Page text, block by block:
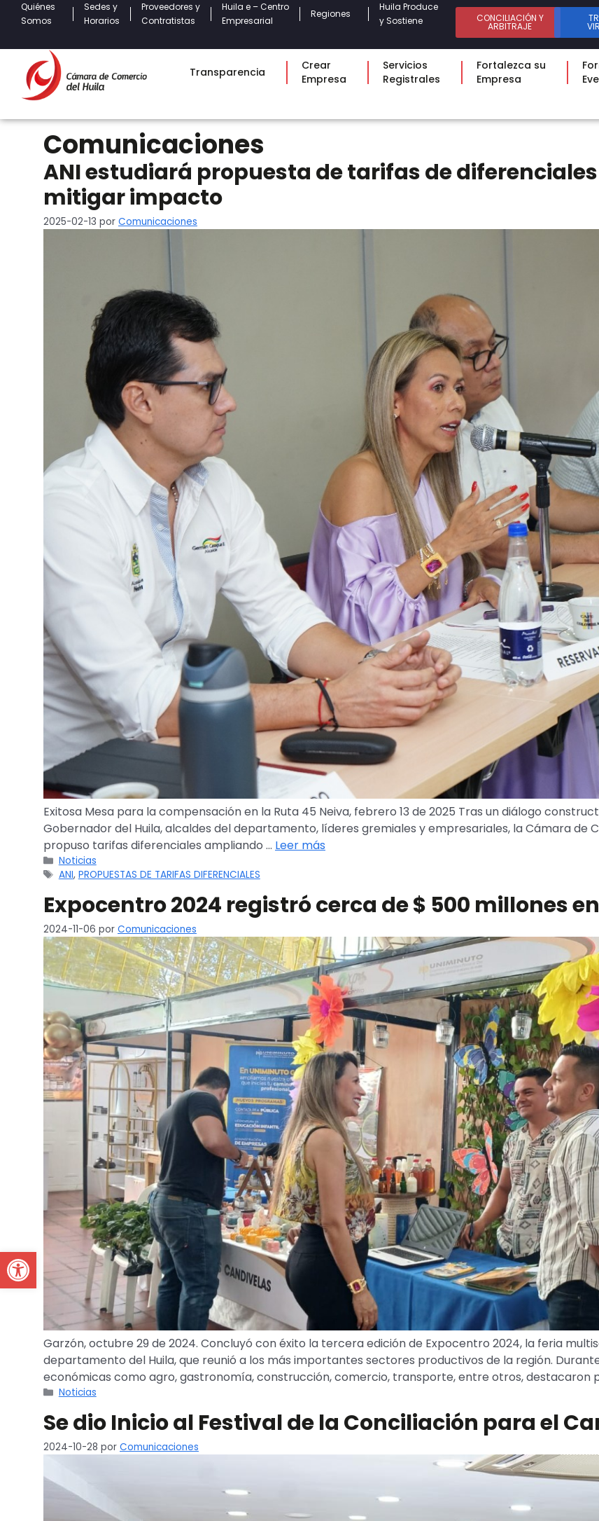
Open toolbar
Quiénes
Somos
Sedes y
Horarios
Proveedores y
Contratistas
Huila e – Centro
Empresarial
Regiones
Huila Produce
y Sostiene
CONCILIACIÓN Y
ARBITRAJE
Transparencia
Crear
Empresa
Servicios
Registrales
Fortalezca su
Empresa
Comunicaciones
ANI estudiará propuesta de tarifas de
mitigar impacto
2025-02-13 por Comunicaciones
Exitosa Mesa para la compensación en la Ruta 45 Neiva, febrero 13 de 2025 Tras un diálogo
Gobernador del Huila, alcaldes del departamento, líderes gremiales y empresariales, la Cámara de
propuso tarifas diferenciales ampliando … Leer más
Noticias
ANI, PROPUESTAS DE TARIFAS DIFERENCIALES
Expocentro 2024 registró cerca de $ 500 millones
2024-11-06 por Comunicaciones
Garzón, octubre 29 de 2024. Concluyó con éxito la tercera edición de Expocentro 2024, la feria
departamento del Huila, que reunió a los más importantes sectores productivos de la región.
económicas como agro, gastronomía, construcción, comercio, transporte, entre otros, destacaron
Noticias
Se dio Inicio al Festival de la Conciliación para el
2024-10-28 por Comunicaciones